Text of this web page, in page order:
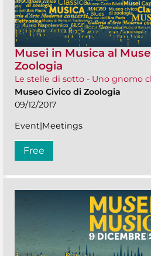
Musei in Musica al
Zoologia
Le stelle di sotto - Uno gnomo
Museo Civico di Zoologia
09/12/2017
Event|Meetings
Free